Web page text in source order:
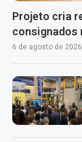
Projeto cria
consignados
6 de agosto de 2026